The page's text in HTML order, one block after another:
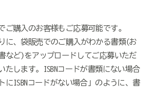
購入のお客様もご応募可能です。
に、袋販売でのご購入がわかる書類(お
など)をアップロードしてご応募いただ
たします。ISBNコードが書類にない場合
にISBNコードがない場合」のように、書